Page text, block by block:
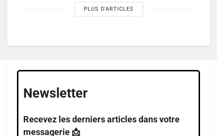
PLUS D'ARTICLES
Newsletter
Recevez les derniers articles dans votre
messagerie 📩